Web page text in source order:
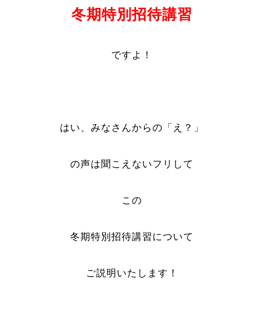
冬期特別招待講習
ですよ！
はい、みなさんからの「え？」
の声は聞こえないフリして
この
冬期特別招待講習について
ご説明いたします！